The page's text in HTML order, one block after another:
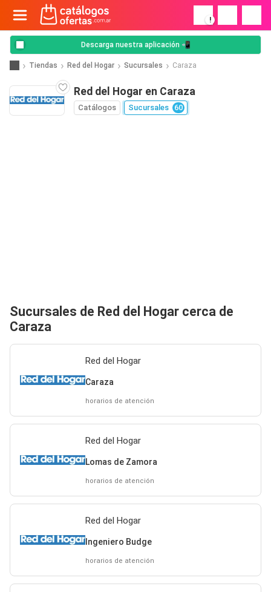
!
Descarga nuestra aplicación 📲
Tiendas Red del Hogar Sucursales Caraza
Red del Hogar en Caraza
Catálogos Sucursales 60
Sucursales de Red del Hogar cerca de
Caraza
Red del Hogar
Caraza
horarios de atención
Red del Hogar
Lomas de Zamora
horarios de atención
Red del Hogar
Ingeniero Budge
horarios de atención